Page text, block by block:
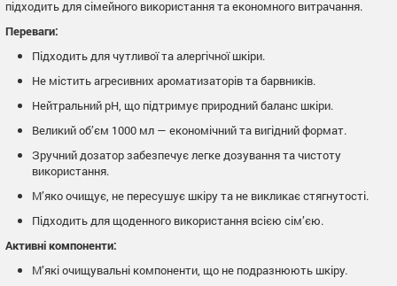
C
h
а
підходить для сімейного використання та економного витрачання.
Переваги:
Підходить для чутливої та алергічної шкіри.
Не містить агресивних ароматизаторів та барвників.
Нейтральний pH, що підтримує природний баланс шкіри.
Великий об’єм 1000 мл — економічний та вигідний формат.
Зручний дозатор забезпечує легке дозування та чистоту
використання.
М’яко очищує, не пересушує шкіру та не викликає стягнутості.
Підходить для щоденного використання всією сім’єю.
Активні компоненти:
М’які очищувальні компоненти, що не подразнюють шкіру.